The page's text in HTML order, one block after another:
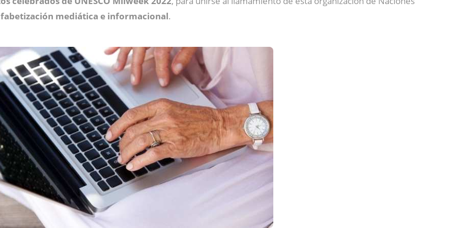
mediática e informacional.